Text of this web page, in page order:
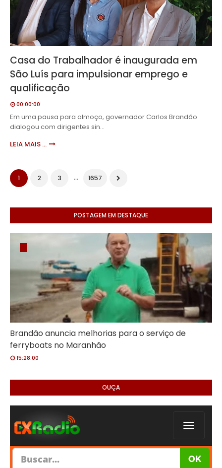
Casa do Trabalhador é inaugurada em
São Luís para impulsionar emprego e
qualificação
00:00:00
Em uma pausa para almoço, governador Carlos Brandão
dialogou com dirigentes sin…
LEIA MAIS ...
1 2 3 ... 1657
POSTAGEM EM DESTAQUE
Brandão anuncia melhorias para o serviço de
ferryboats no Maranhão
15:28:00
OUÇA